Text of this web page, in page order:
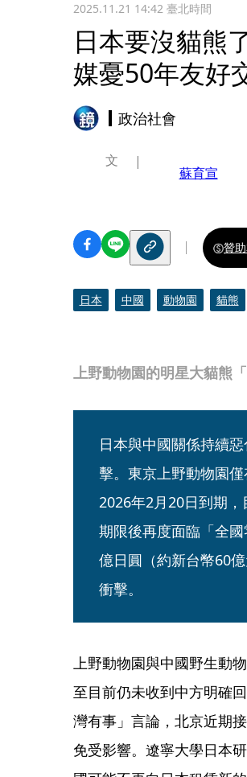
2025.11.21 14:42臺北時間
日本要沒貓熊
媒憂50年友好
政治社會
上野動物園的明星大貓熊
文
蘇育宣
贊
日本 中國 動物園 貓熊
日本與中國關係持續
擊。東京上野動物園
2026年2月20日到期
期限後再度面臨「全
億日圓（約新台幣60
衝擊。
上野動物園與中國野生動
至目前仍未收到中方明確
灣有事」言論，北京近期
免受影響。遼寧大學日本